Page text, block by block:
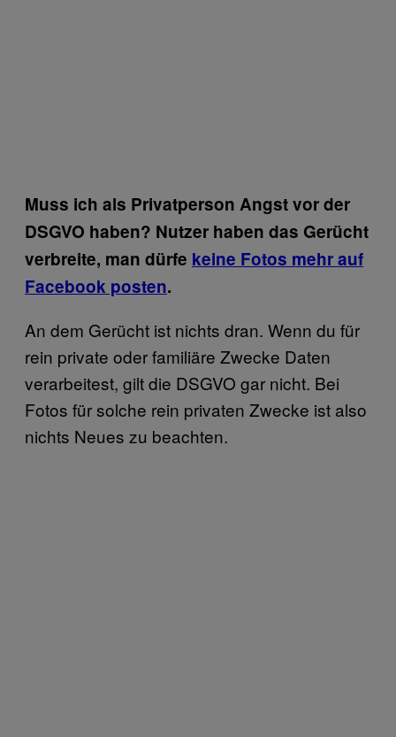
Muss ich als Privatperson Angst vor der
DSGVO haben? Nutzer haben das Gerücht
verbreite, man dürfe keine Fotos mehr auf
Facebook posten.
An dem Gerücht ist nichts dran. Wenn du für
rein private oder familiäre Zwecke Daten
verarbeitest, gilt die DSGVO gar nicht. Bei
Fotos für solche rein privaten Zwecke ist also
nichts Neues zu beachten.